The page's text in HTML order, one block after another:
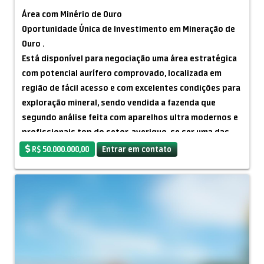
*Telefone/WhatsApp:* +55 11 91620-8185
*Site:* [www.douradocapital.com.br]
Área com Minério de Ouro
Oportunidade Única de Investimento em Mineração de
Ouro .
Está disponível para negociação uma área estratégica
com potencial aurífero comprovado, localizada em
região de fácil acesso e com excelentes condições para
exploração mineral, sendo vendida a fazenda que
segundo análise feita com aparelhos ultra modernos e
profissionais top do setor, averiguo-se ser uma das
maiores jazidas do estado do Pará.
Área total: 22 ALqueires ou 106 hectares.
Potencial mineral: estudos preliminares e análises
R$ 50.000.000,00 Entrar em contato